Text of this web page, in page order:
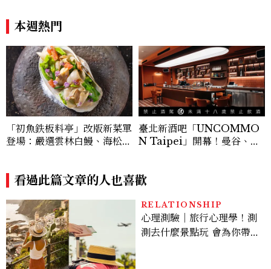
員
本週熱門
「初魚鉄板料亭」改版新菜單
登場：嚴選雲林白鰻、海松貝
臺北新酒吧「UNCOMMO
N Taipei」開幕！曼谷、新
看過此篇文章的人也喜歡
RELATIONSHIP
心理測驗｜旅行心理學！測
測去什麼景點玩 會為你帶來